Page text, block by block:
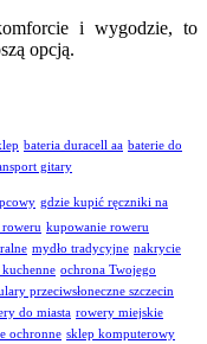
i wygodzie, to
opcją.
bateria duracell aa baterie do
gitary
gdzie kupić ręczniki na
kupowanie roweru
mydło tradycyjne nakrycie
kuchenne ochrona Twojego
przeciwsłoneczne szczecin
do miasta rowery miejskie
ochronne sklep komputerowy